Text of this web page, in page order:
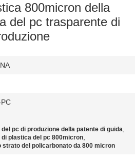
800micron della
del pc trasparente di
pc di produzione della patente di guida,
plastica del pc 800micron,
strato del policarbonato da 800 micron